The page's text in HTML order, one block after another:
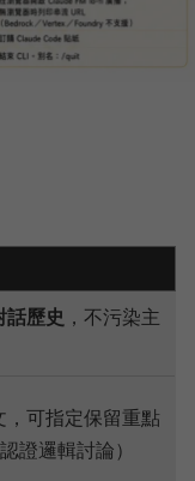
話歷史 ，不污染主
可指定保留重點
證邏輯討論 ）